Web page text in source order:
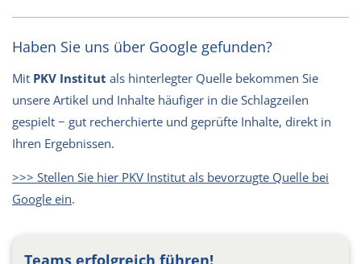
Haben Sie uns über Google gefunden?
Mit PKV Institut als hinterlegter Quelle bekommen Sie
unsere Artikel und Inhalte häufiger in die Schlagzeilen
gespielt − gut recherchierte und geprüfte Inhalte, direkt in
Ihren Ergebnissen.
>>> Stellen Sie hier PKV Institut als bevorzugte Quelle bei
Google ein.
Teams erfolgreich führen!